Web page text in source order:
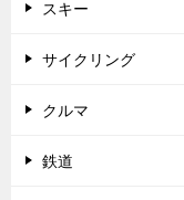
スキー
サイクリング
クルマ
鉄道